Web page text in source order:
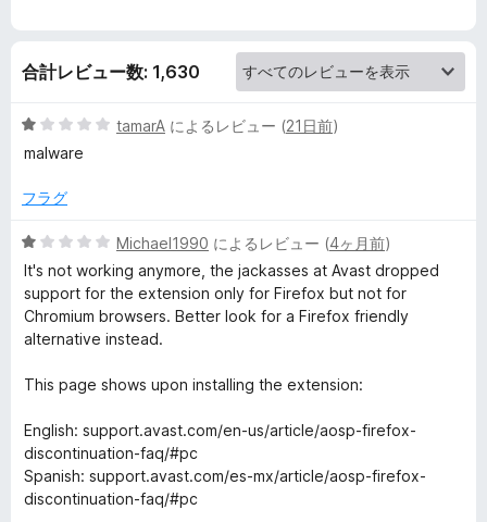
n
e
e
c
u
r
i
t
1
評
合計レビュー数: 1,630
5
段
中
の
評
tamarA によるレビュー (21日前)
malware
フラグ
5
段
階
中
1
評
Michael1990 によるレビュー (4ヶ月前)
It's not working anymore, the jackasses at Avast dropped
support for the extension only for Firefox but not for
Chromium browsers. Better look for a Firefox friendly
alternative instead.
This page shows upon installing the extension:
English: support.avast.com/en-us/article/aosp-firefox-
discontinuation-faq/#pc
Spanish: support.avast.com/es-mx/article/aosp-firefox-
discontinuation-faq/#pc